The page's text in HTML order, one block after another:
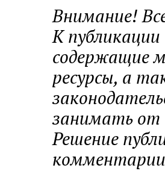
Внимание!
К
содержащие
ресурсы, а
занимать от
Решение